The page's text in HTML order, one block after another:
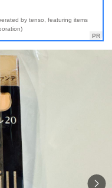
by tenso, featuring items